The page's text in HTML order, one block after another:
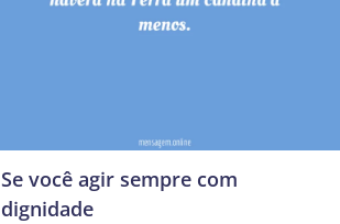
Se você agir sempre com
dignidade